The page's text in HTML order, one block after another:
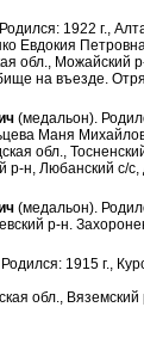
1922 г.,
Евдокия
обл., Можайский
на въезде.
(медальон).
Маня
обл.,
р-н, Любанский с/
(медальон).
р-н.
1915 г.,
обл.,